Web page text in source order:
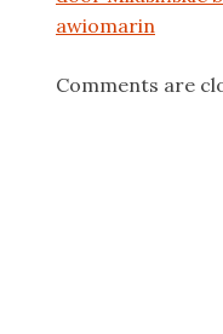
awiomarin
Comments are